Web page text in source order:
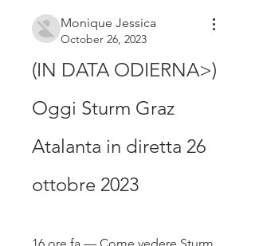
Monique Jessica
October 26, 2023
(IN DATA ODIERNA>)
Oggi Sturm Graz
Atalanta in diretta 26
ottobre 2023